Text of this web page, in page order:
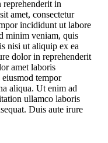
in
amet, consectetur
incididunt ut labore
minim veniam, quis
nisi ut aliquip ex ea
dolor in reprehenderit
amet laboris
tempor
aliqua. Ut enim ad
ullamco laboris
Duis aute irure